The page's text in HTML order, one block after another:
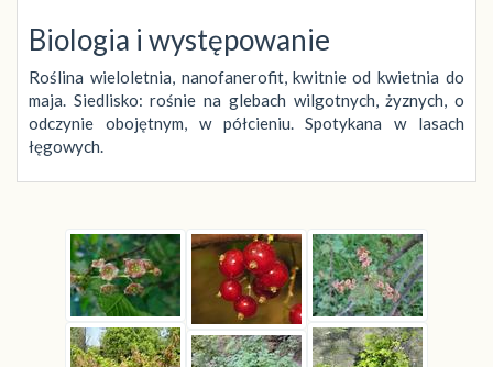
Biologia i występowanie
Roślina wieloletnia, nanofanerofit, kwitnie od kwietnia do
maja. Siedlisko: rośnie na glebach wilgotnych, żyznych, o
odczynie obojętnym, w półcieniu. Spotykana w lasach
łęgowych.